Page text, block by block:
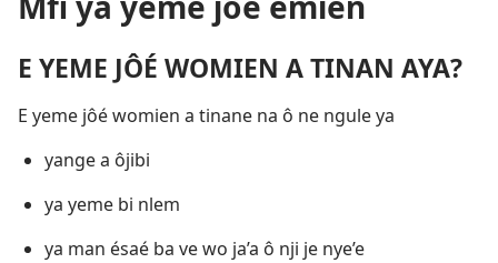
E YEME JÔÉ WOMIEN A TINAN AYA?
E yeme jôé womien a tinane na ô ne ngule ya
yange a ôjibi
ya yeme bi nlem
ya man ésaé ba ve wo ja’a ô nji je nye’e